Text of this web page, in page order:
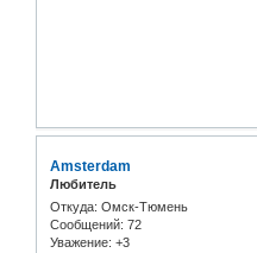
Amsterdam
Любитель
Откуда: Омск-Тюмень
Сообщений: 72
Уважение: +3